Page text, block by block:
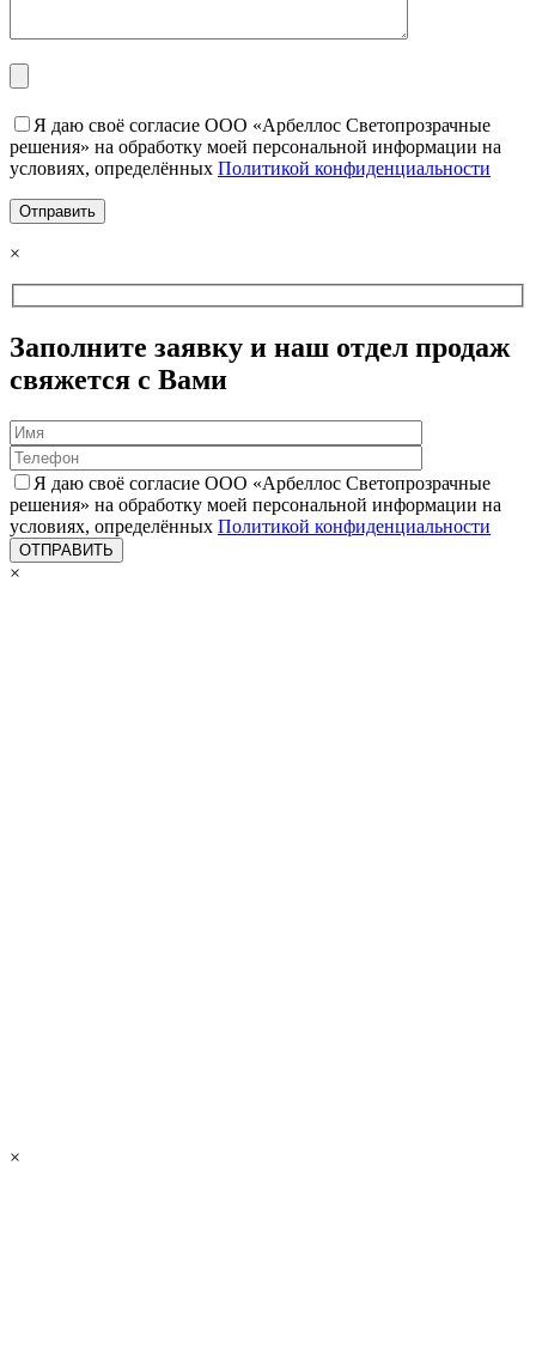
Я даю своё согласие ООО «Арбеллос Светопрозрачные
решения» на обработку моей персональной информации на
условиях, определённых Политикой конфиденциальности
×
Заполните заявку и наш отдел продаж
свяжется с Вами
Я даю своё согласие ООО «Арбеллос Светопрозрачные
решения» на обработку моей персональной информации на
условиях, определённых Политикой конфиденциальности
×
×